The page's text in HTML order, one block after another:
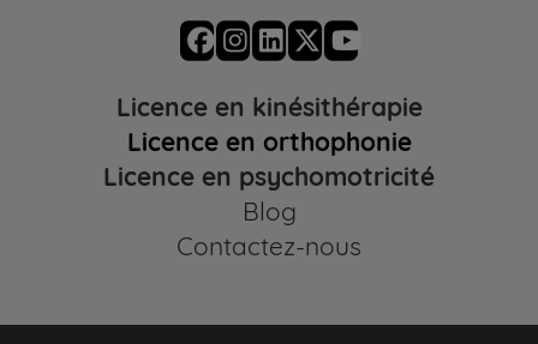
Licence en kinésithérapie
Licence en orthophonie
Licence en psychomotricité
Blog
Contactez-nous